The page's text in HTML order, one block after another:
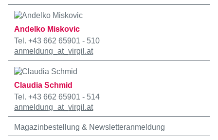
Andelko Miskovic
Tel. +43 662 65901 - 510
anmeldung _at_virgil.at
Claudia Schmid
Tel. +43 662 65901 - 514
anmeldung _at_virgil.at
Magazinbestellung & Newsletteranmeldung